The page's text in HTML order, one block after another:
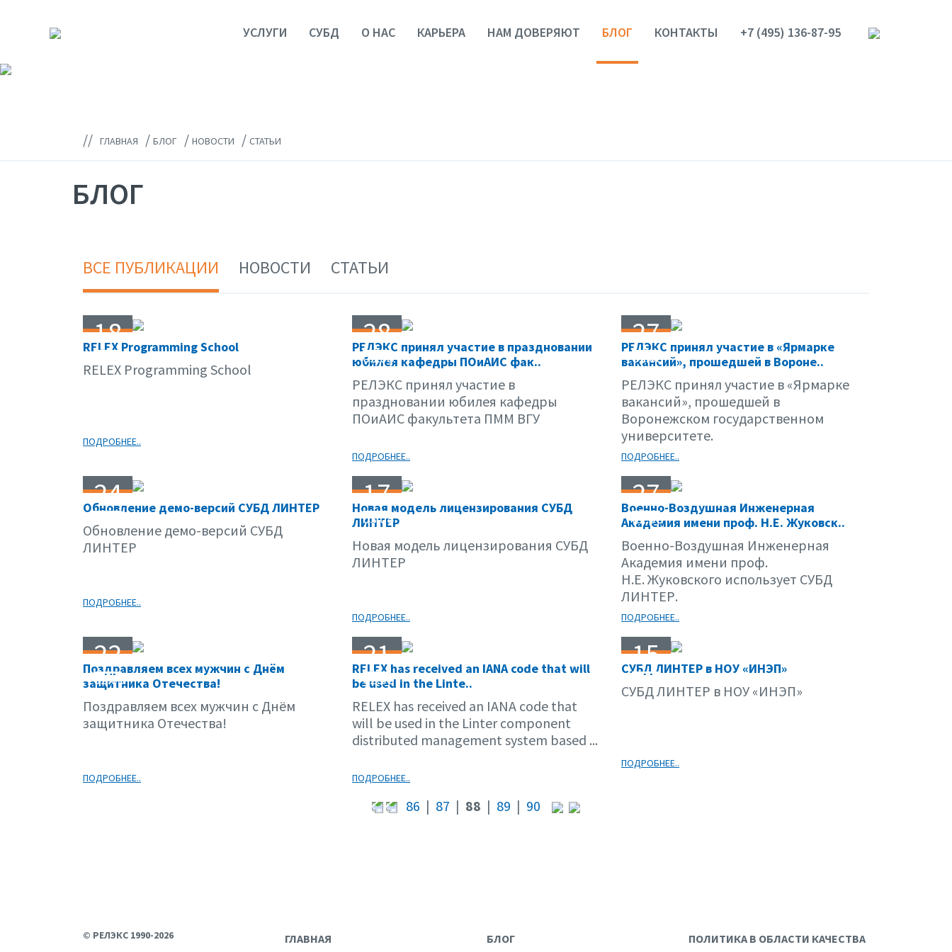
УСЛУГИ СУБД О НАС КАРЬЕРА НАМ ДОВЕРЯЮТ БЛОГ КОНТАКТЫ +7 (495) 136-87-95
// ГЛАВНАЯ / БЛОГ / НОВОСТИ / СТАТЬИ
БЛОГ
ВСЕ ПУБЛИКАЦИИ НОВОСТИ СТАТЬИ
18
04.08
RELEX Programming School
RELEX Programming School
ПОДРОБНЕЕ..
28
03.08
РЕЛЭКС принял участие в праздновании
юбилея кафедры ПОиАИС фак..
РЕЛЭКС принял участие в
праздновании юбилея кафедры
ПОиАИС факультета ПММ ВГУ
ПОДРОБНЕЕ..
27
03.08
РЕЛЭКС принял участие в «Ярмарке
вакансий», прошедшей в Вороне..
РЕЛЭКС принял участие в «Ярмарке
вакансий», прошедшей в
Воронежском государственном
университете.
ПОДРОБНЕЕ..
24
03.08
Обновление демо-версий СУБД ЛИНТЕР
Обновление демо-версий СУБД
ЛИНТЕР
ПОДРОБНЕЕ..
17
03.08
Новая модель лицензирования СУБД
ЛИНТЕР
Новая модель лицензирования СУБД
ЛИНТЕР
ПОДРОБНЕЕ..
27
02.08
Военно-Воздушная Инженерная
Академия имени проф. Н.Е. Жуковск..
Военно-Воздушная Инженерная
Академия имени проф.
Н.Е. Жуковского использует СУБД
ЛИНТЕР.
ПОДРОБНЕЕ..
22
02.08
Поздравляем всех мужчин с Днём
защитника Отечества!
Поздравляем всех мужчин с Днём
защитника Отечества!
ПОДРОБНЕЕ..
21
02.08
RELEX has received an IANA code that will
be used in the Linte..
RELEX has received an IANA code that
will be used in the Linter component
distributed management system based ...
ПОДРОБНЕЕ..
15
02.08
СУБД ЛИНТЕР в НОУ «ИНЭП»
СУБД ЛИНТЕР в НОУ «ИНЭП»
ПОДРОБНЕЕ..
86 | 87 | 88 | 89 | 90
© РЕЛЭКС 1990-2026 ГЛАВНАЯ БЛОГ ПОЛИТИКА В ОБЛАСТИ КАЧЕСТВА